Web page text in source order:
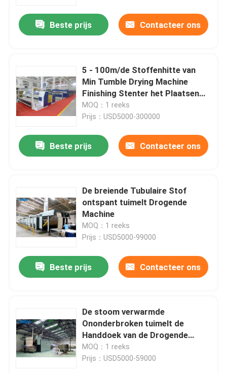
Beste prijs Contacteer ons
5 - 100m/de Stoffenhitte van
Min Tumble Drying Machine
Finishing Stenter het Plaatsen
Machine
MOQ：1 reeks
Prijs：USD5000-300000
Beste prijs Contacteer ons
De breiende Tubulaire Stof
ontspant tuimelt Drogende
Machine
MOQ：1 reeks
Prijs：USD5000-99000
Beste prijs Contacteer ons
De stoom verwarmde
Ononderbroken tuimelt de
Handdoek van de Drogende
Machinemachine Beëindigend
Textieldroger
MOQ：1 reeks
Prijs：USD5000-59000